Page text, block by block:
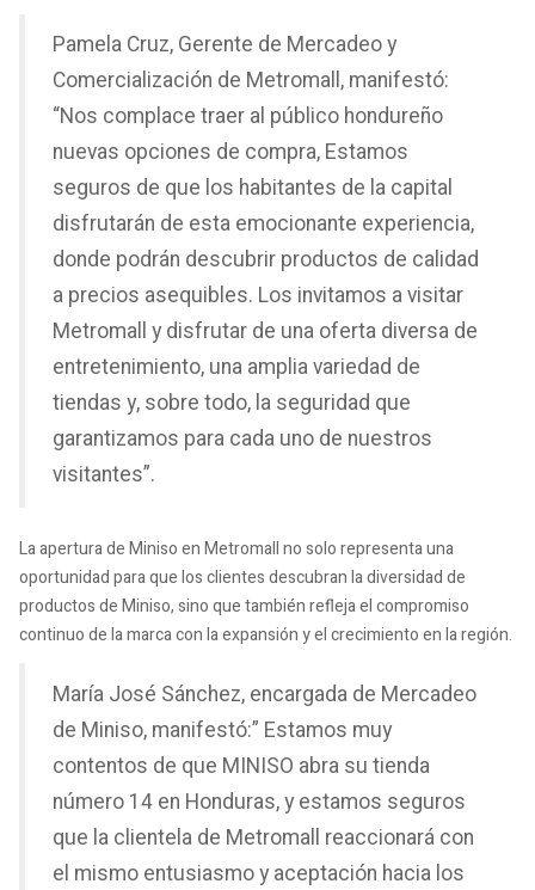
Pamela Cruz, Gerente de Mercadeo y
Comercialización de Metromall, manifestó:
“Nos complace traer al público hondureño
nuevas opciones de compra, Estamos
seguros de que los habitantes de la capital
disfrutarán de esta emocionante experiencia,
donde podrán descubrir productos de calidad
a precios asequibles. Los invitamos a visitar
Metromall y disfrutar de una oferta diversa de
entretenimiento, una amplia variedad de
tiendas y, sobre todo, la seguridad que
garantizamos para cada uno de nuestros
visitantes”.
La apertura de Miniso en Metromall no solo representa una
oportunidad para que los clientes descubran la diversidad de
productos de Miniso, sino que también refleja el compromiso
continuo de la marca con la expansión y el crecimiento en la región.
María José Sánchez, encargada de Mercadeo
de Miniso, manifestó:” Estamos muy
contentos de que MINISO abra su tienda
número 14 en Honduras, y estamos seguros
que la clientela de Metromall reaccionará con
el mismo entusiasmo y aceptación hacia los